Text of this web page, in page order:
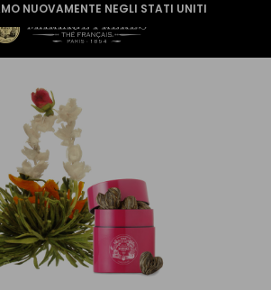
NUOVAMENTE NEGLI STATI UNITI